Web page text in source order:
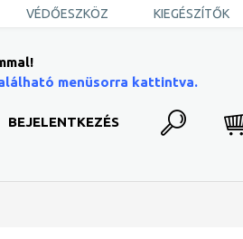
menüsorra kattintva.
BEJELENTKEZÉS
VÉDŐESZKÖZ KIEGÉSZÍTŐK